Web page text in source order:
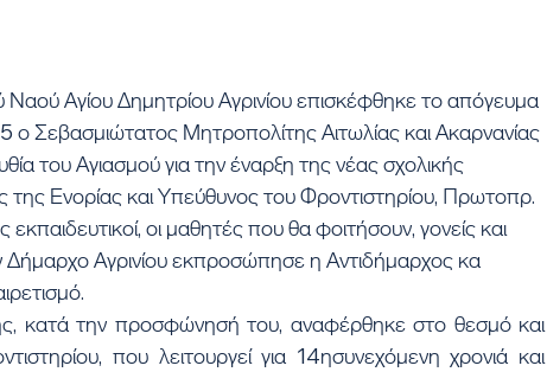
Ναού Αγίου Δημητρίου Αγρινίου επισκέφθηκε το απόγευμα
Σεβασμιώτατος Μητροπολίτης Αιτωλίας και Ακαρνανίας
του Αγιασμού για την έναρξη της νέας σχολικής
της Ενορίας και Υπεύθυνος του Φροντιστηρίου, Πρωτοπρ.
οι μαθητές που θα φοιτήσουν, γονείς και
Αγρινίου εκπροσώπησε η Αντιδήμαρχος κα
κατά την προσφώνησή του, αναφέρθηκε στο θεσμό και
που λειτουργεί για 14ησυνεχόμενη χρονιά και